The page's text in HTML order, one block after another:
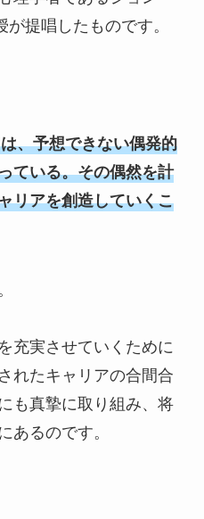
提唱したものです。
、予想できない偶発的
ている。その偶然を計
リアを創造していくこ
充実させていくために
れたキャリアの合間合
も真摯に取り組み、将
あるのです。